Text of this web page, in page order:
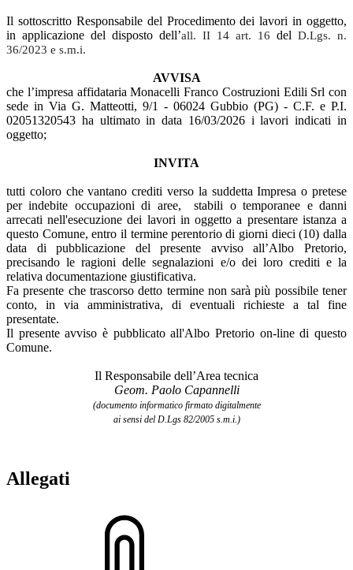
Il sottoscritto Responsabile del Procedimento deilavori in oggetto,
in applicazione del disposto dell’all. II 14 art. 16 del D.Lgs. n.
36/2023 e s.m.i.
AVVISA
che l’impresa affidataria Monacelli Franco Costruzioni Edili Srl con
sede in Via G. Matteotti, 9/1 - 06024 Gubbio (PG) - C.F. e P.I.
02051320543 ha ultimato in data 16/03/2026 ilavori indicati in
oggetto;
INVITA
tutti coloro che vantano crediti verso la suddetta Impresa o pretese
per indebite occupazioni di aree, stabili o temporanee e danni
arrecati nell'esecuzione dei lavori in oggetto a presentare istanza a
questo Comune, entro il termine perentorio di giorni dieci (10) dalla
data di pubblicazione del presente avviso all’Albo Pretorio,
precisando le ragioni delle segnalazioni e/o dei loro crediti e la
relativa documentazione giustificativa.
Fa presente che trascorso detto termine non sarà più possibile tener
conto, in via amministrativa, di eventuali richieste a tal fine
presentate.
Il presente avviso è pubblicato all'Albo Pretorio on-line di questo
Comune.
Il Responsabile dell’Area tecnica
Geom. Paolo Capannelli
(documento informatico firmato digitalmente
ai sensi del D.Lgs 82/2005 s.m.i.)
Allegati